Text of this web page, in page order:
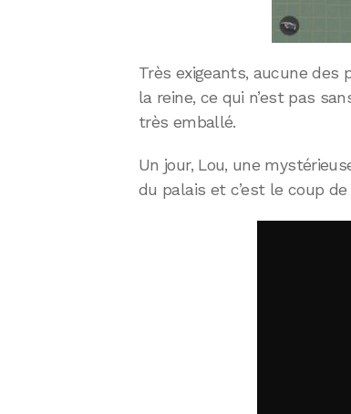
Très exigeants, aucune des
la reine, ce qui n’est pas
très emballé.
Un jour, Lou, une
du palais et c’est le coup de